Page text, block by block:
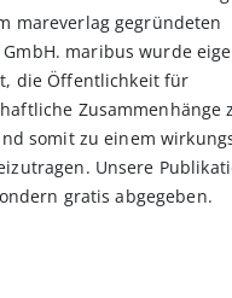
mareverlag gegründeten
maribus wurde
die Öffentlichkeit für
Zusammenhänge
somit zu einem
Unsere
gratis abgegeben.